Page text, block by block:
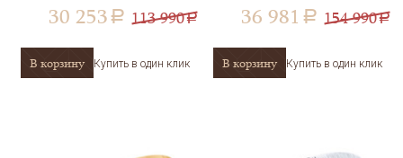
30 253 a 113 990a
В корзину Купить в один клик
36 981 a 154 990a
В корзину Купить в один клик